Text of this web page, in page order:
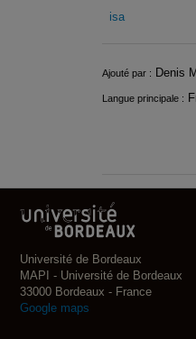
isa
Infos
Ajouté par : Denis
Langue principale :
Université de Bordeaux
MAPI - Université de Bordeaux
33000 Bordeaux - France
Google maps